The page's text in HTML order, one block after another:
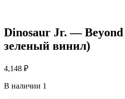
Dinosaur Jr. — Beyond
зеленый винил)
4,148 ₽
В наличии 1